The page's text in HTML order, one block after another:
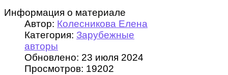
Информация о материале
Автор: Колесникова Елена
Категория: Зарубежные
авторы
Обновлено: 23 июля 2024
Просмотров: 19202